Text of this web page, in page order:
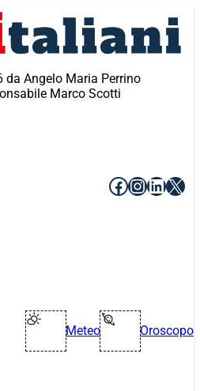
da Angelo Maria Perrino
Marco Scotti
Facebook
X
Meteo Oroscopo